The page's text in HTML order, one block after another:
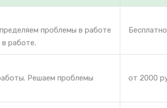
проблемы в работе
работе.
Бесплатно
Решаем проблемы
от 2000